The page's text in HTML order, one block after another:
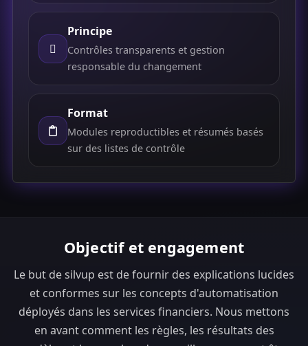
Principe
Contrôles transparents et gestion
responsable du changement
Format
Modules reproductibles et résumés basés
sur des listes de contrôle
Objectif et engagement
Le but de silvup est de fournir des explications lucides
et conformes sur les concepts d'automatisation
déployés dans les services financiers. Nous mettons
en avant comment les règles, les résultats des